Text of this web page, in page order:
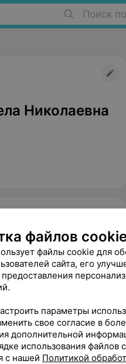
Поиск
Николаевна
файлов
файлы cookie для
сайта, его
предоставления
параметры
свое согласие в
дополнительной
использования
с нашей Политикой